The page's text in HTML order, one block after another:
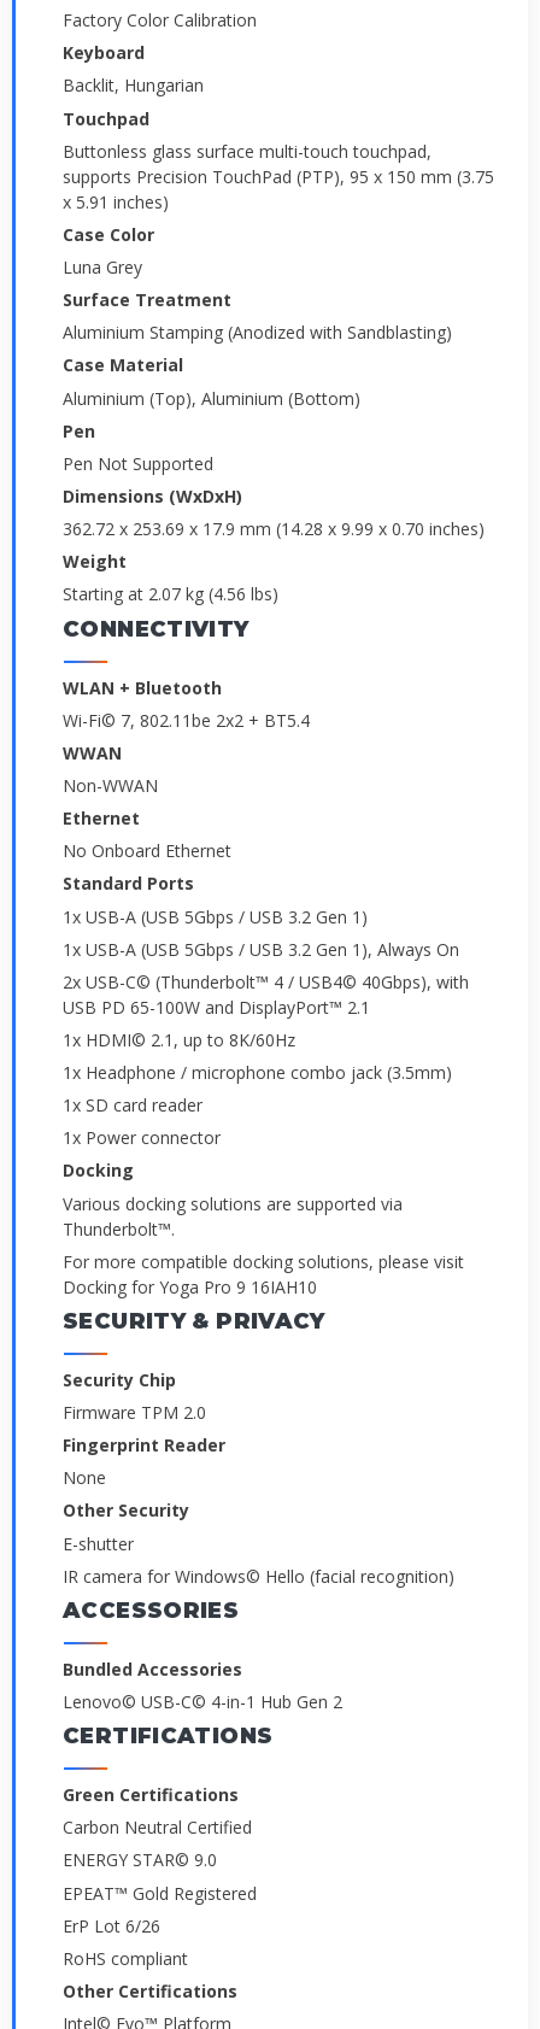
Factory Color Calibration
Keyboard
Backlit, Hungarian
Touchpad
Buttonless glass surface multi-touch touchpad,
supports Precision TouchPad (PTP), 95 x 150 mm (3.75
x 5.91 inches)
Case Color
Luna Grey
Surface Treatment
Aluminium Stamping (Anodized with Sandblasting)
Case Material
Aluminium (Top), Aluminium (Bottom)
Pen
Pen Not Supported
Dimensions (WxDxH)
362.72 x 253.69 x 17.9 mm (14.28 x 9.99 x 0.70 inches)
Weight
Starting at 2.07 kg (4.56 lbs)
CONNECTIVITY
WLAN + Bluetooth
Wi-Fi© 7, 802.11be 2x2 + BT5.4
WWAN
Non-WWAN
Ethernet
No Onboard Ethernet
Standard Ports
1x USB-A (USB 5Gbps / USB 3.2 Gen 1)
1x USB-A (USB 5Gbps / USB 3.2 Gen 1), Always On
2x USB-C© (Thunderbolt™ 4 / USB4© 40Gbps), with
USB PD 65-100W and DisplayPort™ 2.1
1x HDMI© 2.1, up to 8K/60Hz
1x Headphone / microphone combo jack (3.5mm)
1x SD card reader
1x Power connector
Docking
Various docking solutions are supported via
Thunderbolt™.
For more compatible docking solutions, please visit
Docking for Yoga Pro 9 16IAH10
SECURITY & PRIVACY
Security Chip
Firmware TPM 2.0
Fingerprint Reader
None
Other Security
E-shutter
IR camera for Windows© Hello (facial recognition)
ACCESSORIES
Bundled Accessories
Lenovo© USB-C© 4-in-1 Hub Gen 2
CERTIFICATIONS
Green Certifications
Carbon Neutral Certified
ENERGY STAR© 9.0
EPEAT™ Gold Registered
ErP Lot 6/26
RoHS compliant
Other Certifications
Intel© Evo™ Platform